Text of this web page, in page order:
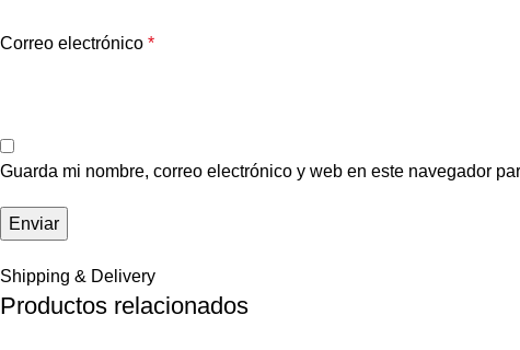
Correo electrónico *
Guarda mi nombre, correo electrónico y web en este navegador
Shipping & Delivery
Productos relacionados